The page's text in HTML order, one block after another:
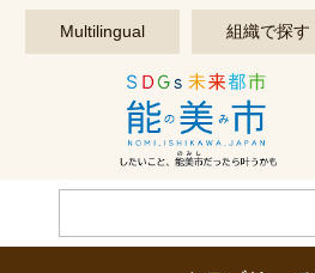
このページの本文へ移動する
Multilingual 組織で探す